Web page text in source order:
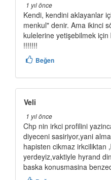
1 yıl önce
Kendi, kendini aklayanlar
menkul" denir. Ama ikinci
kulelerine yetişebilmek için
!!!!!!!
Beğen
Veli
1 yıl önce
Chp nin irkci profilini
diyeceni sasiriyor,yani
hapisten cikmaz irkciliktan
yerdeyiz,vaktiyle hyrand
baska konusmasina